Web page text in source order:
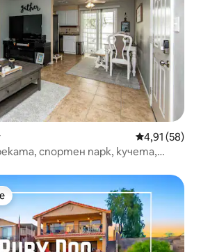
Средна
4,91 (58)
спортен парк, кучета,